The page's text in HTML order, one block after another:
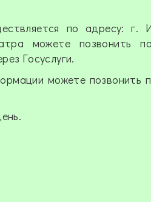
по адресу: г.
можете позвонить
Госуслуги.
можете позвонить